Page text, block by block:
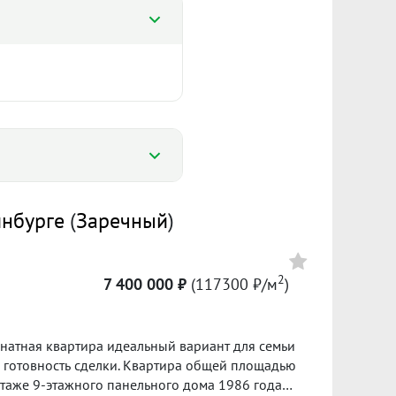
%
%
I пол. 2026
(Заречный)
7 400 000 ₽ (117300 ₽/м2)
Квартира общей площадью
9-этажного панельного дома 1986 года